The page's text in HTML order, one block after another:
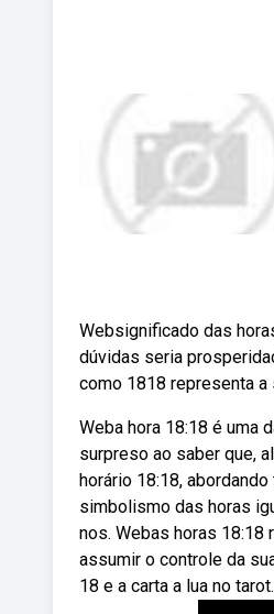
Websignificado das
dúvidas seria
como 1818 representa
Weba hora 18:18 é uma
surpreso ao saber que,
horário 18:18,
simbolismo das horas
nos. Webas horas 18:18
assumir o controle da
18 e a carta a lua no